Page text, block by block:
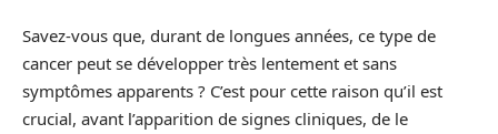
Savez-vous que, durant de longues années, ce type de
cancer peut se développer très lentement et sans
symptômes apparents ? C’est pour cette raison qu’il est
crucial, avant l’apparition de signes cliniques, de le